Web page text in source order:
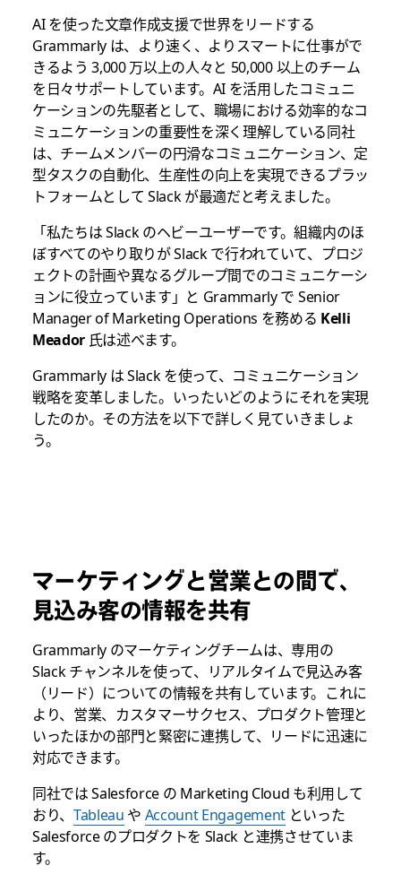
AI を使った文章作成支援で世界をリードする
Grammarly は、より速く、よりスマートに仕事がで
きるよう 3,000 万以上の人々と 50,000 以上のチーム
を日々サポートしています。AI を活用したコミュニ
ケーションの先駆者として、職場における効率的なコ
ミュニケーションの重要性を深く理解している同社
は、チームメンバーの円滑なコミュニケーション、定
型タスクの自動化、生産性の向上を実現できるプラッ
トフォームとして Slack が最適だと考えました。
「私たちは Slack のヘビーユーザーです。組織内のほ
ぼすべてのやり取りが Slack で行われていて、プロジ
ェクトの計画や異なるグループ間でのコミュニケーシ
ョンに役立っています」と Grammarly で Senior
Manager of Marketing Operations を務める Kelli
Meador氏は述べます。
Grammarly は Slack を使って、コミュニケーション
戦略を変革しました。いったいどのようにそれを実現
したのか。その方法を以下で詳しく見ていきましょ
う。
マーケティングと営業との間で、
見込み客の情報を共有
Grammarly のマーケティングチームは、専用の
Slack チャンネルを使って、リアルタイムで見込み客
（リード）についての情報を共有しています。これに
より、営業、カスタマーサクセス、プロダクト管理と
いったほかの部門と緊密に連携して、リードに迅速に
対応できます。
同社では Salesforce の Marketing Cloud も利用して
おり、 Tableau や Account Engagementといった
Salesforce のプロダクトを Slack と連携させていま
す。